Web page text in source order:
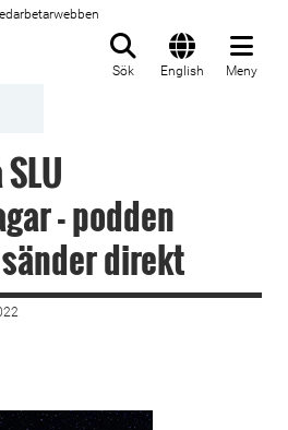
Sök English Meny
- podden
direkt